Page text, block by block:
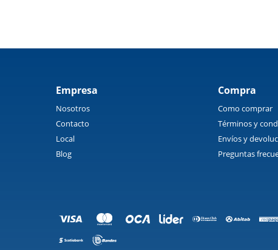
Empresa
Nosotros
Contacto
Local
Blog
Compra
Como comprar
Términos y
Envíos y
Preguntas